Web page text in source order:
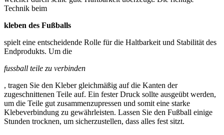
Technik beim
kleben des Fußballs
spielt eine entscheidende Rolle für die Haltbarkeit und Stabilität des
Endprodukts. Um die
fussball teile zu verbinden
, tragen Sie den Kleber gleichmäßig auf die Kanten der
zugeschnittenen Teile auf. Ein fester Druck sollte ausgeübt werden,
um die Teile gut zusammenzupressen und somit eine starke
Klebeverbindung zu gewährleisten. Lassen Sie den Fußball einige
Stunden trocknen, um sicherzustellen, dass alles fest sitzt.